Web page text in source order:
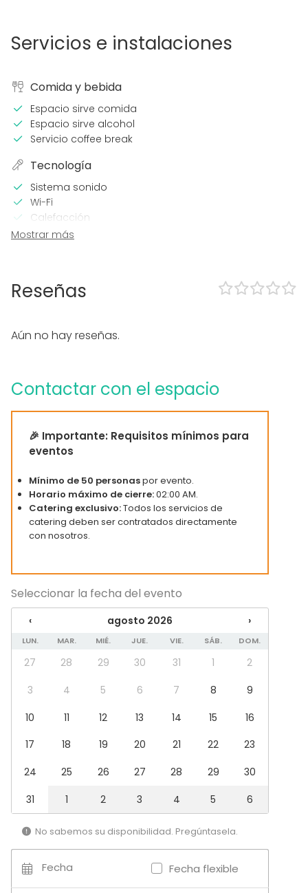
Servicios e instalaciones
Comida y bebida
Espacio sirve comida
Espacio sirve alcohol
Servicio coffee break
Tecnología
Sistema sonido
Wi-Fi
Calefacción
Aire acondicionado
Posibilidad de bailar
Parking
Zona para música en directo
Equipamiento
Vajilla
Tipo de eventos
Fiesta
Boda
Conferencia / Formación
Evento corporativo
Fiesta infantil
Fiesta de empresa
Celebración familiar
Salón de banquetes
Espacio multiuso
Espacio industrial
Espacio creativo
Sala de conferencias
Actividades
Cocción / Clase de cócteles
Mostrar más
Reseñas
Aún no hay reseñas.
Contactar con el espacio
🎉 Importante: Requisitos mínimos para
eventos
Mínimo de 50 personaspor evento.
Horario máximo de cierre:02:00 AM.
Catering exclusivo:Todos los servicios de
catering deben ser contratados directamente
con nosotros.
Seleccionar la fecha del evento
‹ agosto 2026 ›
LUN. MAR. MIÉ. JUE. VIE. SÁB. DOM.
27 28 29 30 31 1
2
3
4 5 6 7 8
9
10
11 12 13 14 15
16
17
18 19 20 21 22
23
24
25 26 27 28 29
30
31
1 2 3 4 5 6
No sabemos su disponibilidad. Pregúntasela.
Fecha Fecha flexible